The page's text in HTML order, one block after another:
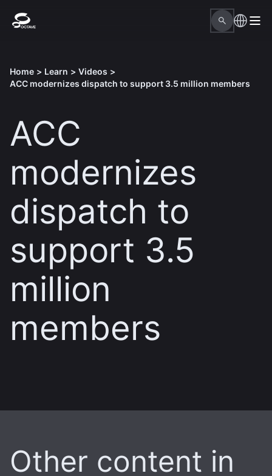
Home > Learn > Videos >
ACC modernizes dispatch to support 3.5 million members
ACC
modernizes
dispatch to
support 3.5
million
members
Other content in